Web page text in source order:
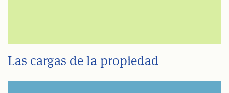
Las cargas de la propiedad